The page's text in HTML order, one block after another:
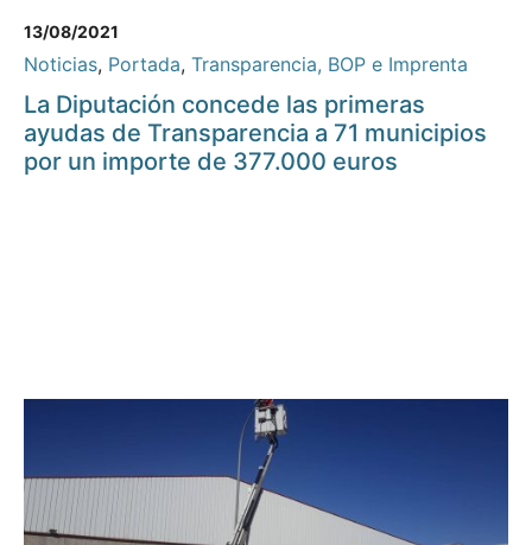
13/08/2021
Noticias, Portada, Transparencia, BOP e Imprenta
La Diputación concede las primeras
ayudas de Transparencia a 71 municipios
por un importe de 377.000 euros